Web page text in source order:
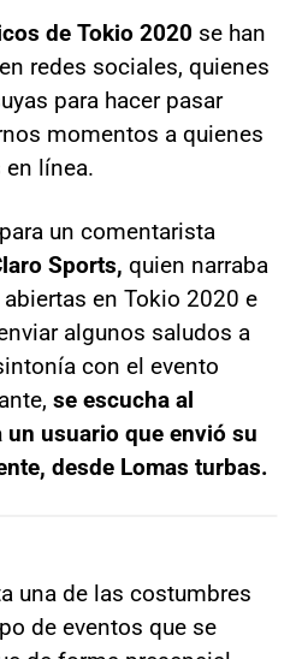
de Tokio 2020 se han
redes sociales, quienes
para hacer pasar
momentos a quienes
línea.
un comentarista
Sports, quien narraba
en Tokio 2020 e
algunos saludos a
con el evento
se escucha al
usuario que envió su
desde Lomas turbas.
una de las costumbres
de eventos que se